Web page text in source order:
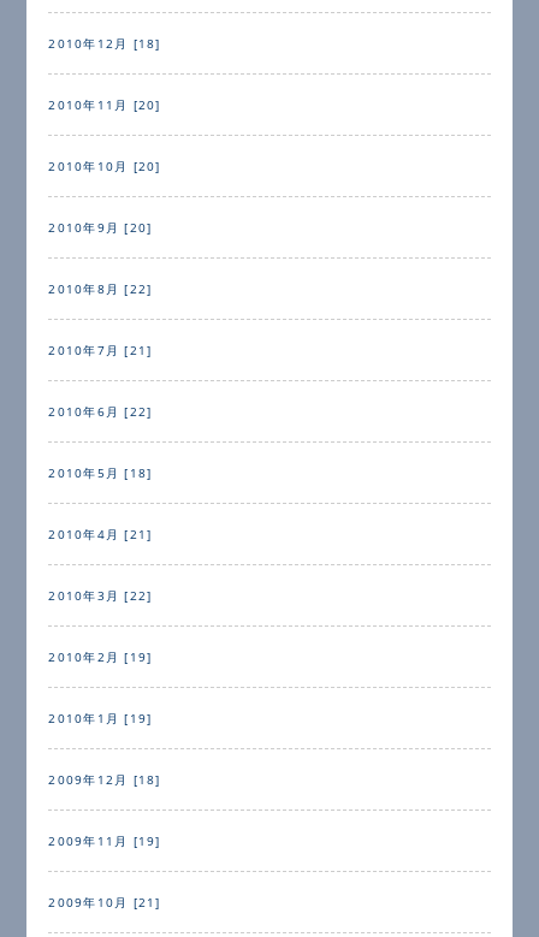
2010年12月 [18]
2010年11月 [20]
2010年10月 [20]
2010年9月 [20]
2010年8月 [22]
2010年7月 [21]
2010年6月 [22]
2010年5月 [18]
2010年4月 [21]
2010年3月 [22]
2010年2月 [19]
2010年1月 [19]
2009年12月 [18]
2009年11月 [19]
2009年10月 [21]